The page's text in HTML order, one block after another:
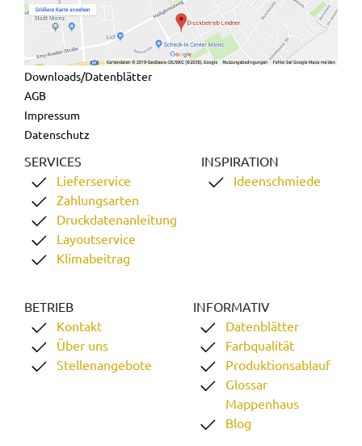
Downloads/Datenblätter
AGB
Impressum
Datenschutz
SERVICES
Lieferservice
Zahlungsarten
Druckdatenanleitung
Layoutservice
Klimabeitrag
INSPIRATION
Ideenschmiede
BETRIEB
Kontakt
Über uns
Stellenangebote
INFORMATIV
Datenblätter
Farbqualität
Produktionsablauf
Glossar
Mappenhaus
Blog